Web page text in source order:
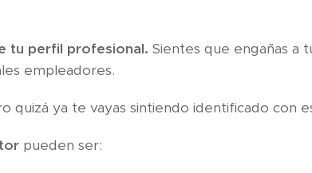
tu perfil profesional. Sientes que engañas a
empleadores.
quizá ya te vayas sintiendo identificado con
pueden ser: